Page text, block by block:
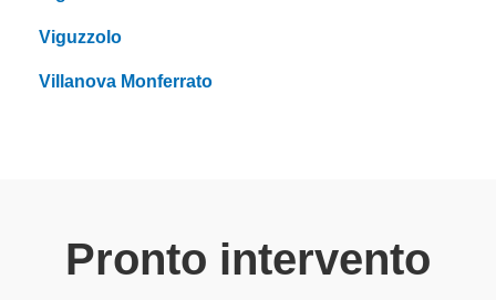
Viguzzolo
Villanova Monferrato
Pronto intervento